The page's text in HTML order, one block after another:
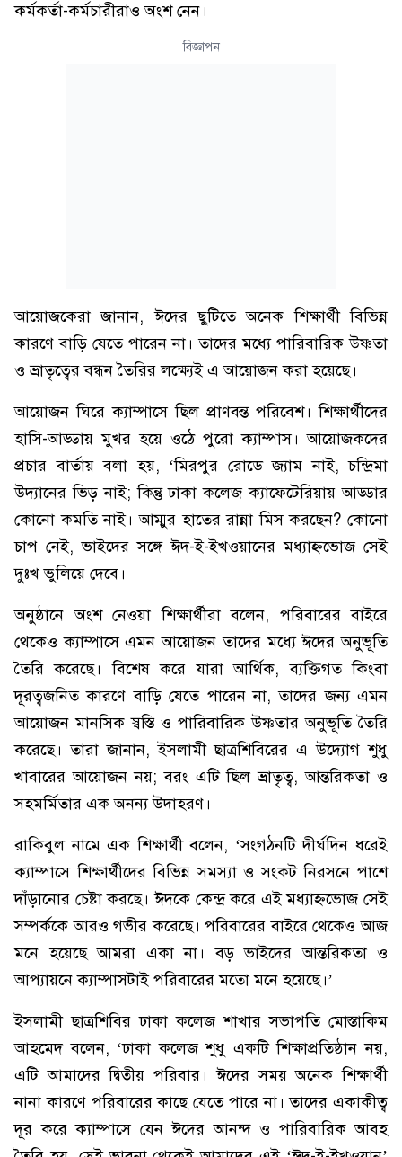
কর্মকর্তা-কর্মচারীরাও অংশ নেন।
বিজ্ঞাপন
আয়োজকেরা জানান, ঈদের ছুটিতে অনেক শিক্ষার্থী বিভিন্ন
কারণে বাড়ি যেতে পারেন না। তাদের মধ্যে পারিবারিক উষ্ণতা
ও ভ্রাতৃত্বের বন্ধন তৈরির লক্ষ্যেই এ আয়োজন করা হয়েছে।
আয়োজন ঘিরে ক্যাম্পাসে ছিল প্রাণবন্ত পরিবেশ। শিক্ষার্থীদের
হাসি-আড্ডায় মুখর হয়ে ওঠে পুরো ক্যাম্পাস। আয়োজকদের
প্রচার বার্তায় বলা হয়, ‘মিরপুর রোডে জ্যাম নাই, চন্দ্রিমা
উদ্যানের ভিড় নাই; কিন্তু ঢাকা কলেজ ক্যাফেটেরিয়ায় আড্ডার
কোনো কমতি নাই। আম্মুর হাতের রান্না মিস করছেন? কোনো
চাপ নেই, ভাইদের সঙ্গে ঈদ-ই-ইখওয়ানের মধ্যাহ্নভোজ সেই
দুঃখ ভুলিয়ে দেবে।
অনুষ্ঠানে অংশ নেওয়া শিক্ষার্থীরা বলেন, পরিবারের বাইরে
থেকেও ক্যাম্পাসে এমন আয়োজন তাদের মধ্যে ঈদের অনুভূতি
তৈরি করেছে। বিশেষ করে যারা আর্থিক, ব্যক্তিগত কিংবা
দূরত্বজনিত কারণে বাড়ি যেতে পারেন না, তাদের জন্য এমন
আয়োজন মানসিক স্বস্তি ও পারিবারিক উষ্ণতার অনুভূতি তৈরি
করেছে। তারা জানান, ইসলামী ছাত্রশিবিরের এ উদ্যোগ শুধু
খাবারের আয়োজন নয়; বরং এটি ছিল ভ্রাতৃত্ব, আন্তরিকতা ও
সহমর্মিতার এক অনন্য উদাহরণ।
রাকিবুল নামে এক শিক্ষার্থী বলেন, ‘সংগঠনটি দীর্ঘদিন ধরেই
ক্যাম্পাসে শিক্ষার্থীদের বিভিন্ন সমস্যা ও সংকট নিরসনে পাশে
দাঁড়ানোর চেষ্টা করছে। ঈদকে কেন্দ্র করে এই মধ্যাহ্নভোজ সেই
সম্পর্ককে আরও গভীর করেছে। পরিবারের বাইরে থেকেও আজ
মনে হয়েছে আমরা একা না। বড় ভাইদের আন্তরিকতা ও
আপ্যায়নে ক্যাম্পাসটাই পরিবারের মতো মনে হয়েছে।’
ইসলামী ছাত্রশিবির ঢাকা কলেজ শাখার সভাপতি মোস্তাকিম
আহমেদ বলেন, ‘ঢাকা কলেজ শুধু একটি শিক্ষাপ্রতিষ্ঠান নয়,
এটি আমাদের দ্বিতীয় পরিবার। ঈদের সময় অনেক শিক্ষার্থী
নানা কারণে পরিবারের কাছে যেতে পারে না। তাদের একাকীত্ব
দূর করে ক্যাম্পাসে যেন ঈদের আনন্দ ও পারিবারিক আবহ